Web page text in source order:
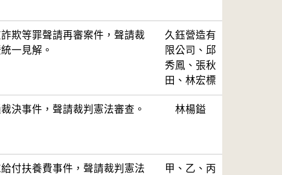
欺等罪聲請再審案件，聲請裁
一見解。
久鈺營造有
限公司、邱
秀鳳、張秋
田、林宏標
決事件，聲請裁判憲法審查。 林楊鎰
付扶養費事件，聲請裁判憲法
甲、乙、丙